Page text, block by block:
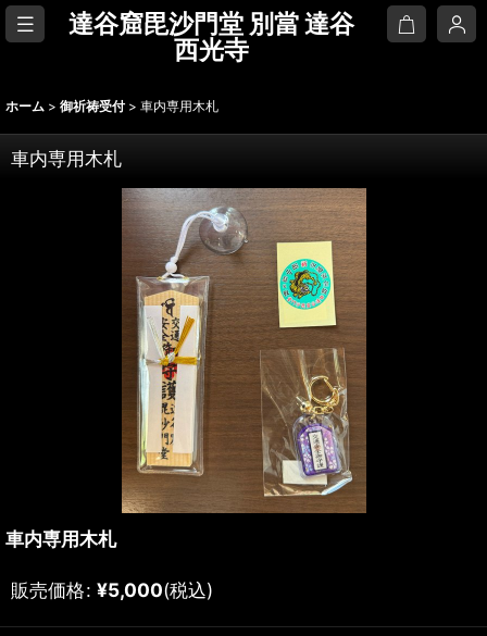
達谷窟毘沙門堂 別當 達谷
西光寺
ホーム > 御祈祷受付 > 車内専用木札
車内専用木札
車内専用木札
販売価格: ¥5,000(税込)